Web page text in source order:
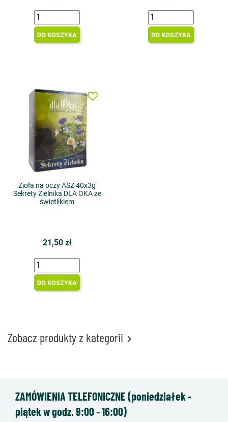
DO KOSZYKA DO KOSZYKA
Zioła na oczy ASZ 40x3g
Sekrety Zielnika DLA OKA ze
świetlikiem
21,50 zł
DO KOSZYKA
favorite_border
Zobacz produkty z kategorii 
ZAMÓWIENIA TELEFONICZNE (poniedziałek -
piątek w godz. 9:00 - 16:00)